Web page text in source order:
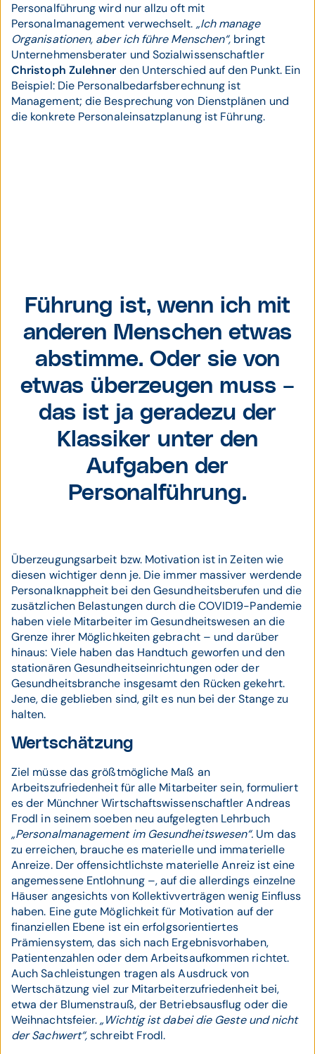
Personalführung wird nur allzu oft mit
Personalmanagement verwechselt. „Ich manage
Organisationen, aber ich führe Menschen“, bringt
Unternehmensberater und Sozialwissenschaftler
Christoph Zulehner den Unterschied auf den Punkt. Ein
Beispiel: Die Personalbedarfsberechnung ist
Management; die Besprechung von Dienstplänen und
die konkrete Personaleinsatzplanung ist Führung.
Unternehmensberater
und
Sozialwissenschaftler.
Führung ist, wenn ich mit
anderen Menschen etwas
abstimme. Oder sie von
etwas überzeugen muss –
das ist ja geradezu der
Klassiker unter den
Aufgaben der
Personalführung.
Überzeugungsarbeit bzw. Motivation ist in Zeiten wie
diesen wichtiger denn je. Die immer massiver werdende
Personalknappheit bei den Gesundheitsberufen und die
zusätzlichen Belastungen durch die COVID19-Pandemie
haben viele Mitarbeiter im Gesundheitswesen an die
Grenze ihrer Möglichkeiten gebracht – und darüber
hinaus: Viele haben das Handtuch geworfen und den
stationären Gesundheitseinrichtungen oder der
Gesundheitsbranche insgesamt den Rücken gekehrt.
Jene, die geblieben sind, gilt es nun bei der Stange zu
halten.
Wertschätzung
Ziel müsse das größtmögliche Maß an
Arbeitszufriedenheit für alle Mitarbeiter sein, formuliert
es der Münchner Wirtschaftswissenschaftler Andreas
Frodl in seinem soeben neu aufgelegten Lehrbuch
„Personalmanagement im Gesundheitswesen“. Um das
zu erreichen, brauche es materielle und immaterielle
Anreize. Der offensichtlichste materielle Anreiz ist eine
angemessene Entlohnung –, auf die allerdings einzelne
Häuser angesichts von Kollektivverträgen wenig Einfluss
haben. Eine gute Möglichkeit für Motivation auf der
finanziellen Ebene ist ein erfolgsorientiertes
Prämiensystem, das sich nach Ergebnisvorhaben,
Patientenzahlen oder dem Arbeitsaufkommen richtet.
Auch Sachleistungen tragen als Ausdruck von
Wertschätzung viel zur Mitarbeiterzufriedenheit bei,
etwa der Blumenstrauß, der Betriebsausflug oder die
Weihnachtsfeier.„Wichtig ist dabei die Geste und nicht
der Sachwert“,schreibt Frodl.